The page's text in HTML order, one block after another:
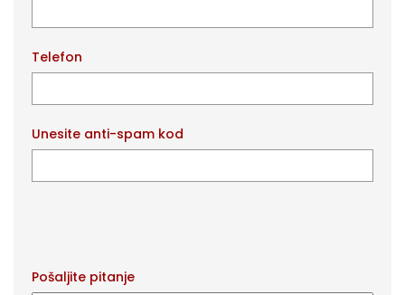
Telefon
Unesite anti-spam kod
Pošaljite pitanje